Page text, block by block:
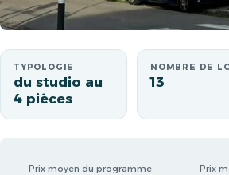
TYPOLOGIE
du studio au
4 pièces
NOMBRE DE
13
Prix moyen du programme Prix